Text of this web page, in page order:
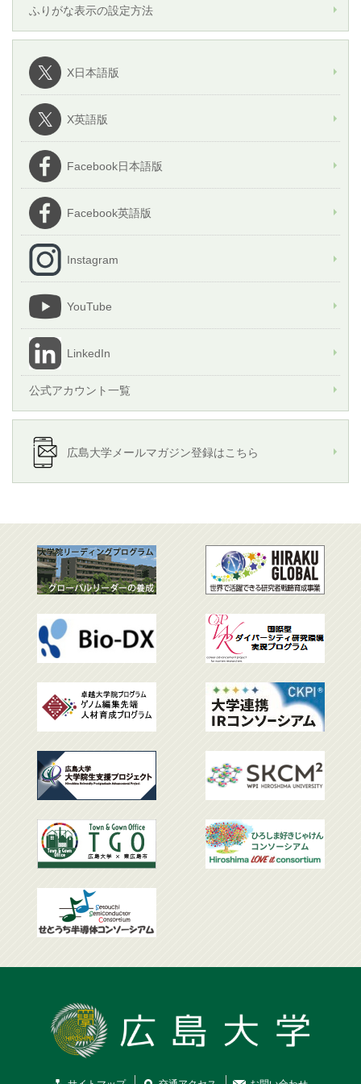
ふりがな表示の設定方法
X日本語版
X英語版
Facebook日本語版
Facebook英語版
Instagram
YouTube
LinkedIn
公式アカウント一覧
広島大学メールマガジン登録はこちら